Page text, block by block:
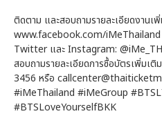
ติดตาม และสอบถามรายละเอียดงานเ
www.facebook.com/
Twitter และ Instagram: @iMe_TH
สอบถามรายละเอียดการซื้อบัตรเพิ่มเ
3456 หรือ
#iMeThailand #iMeGroup
#BTSLoveYourselfBKK